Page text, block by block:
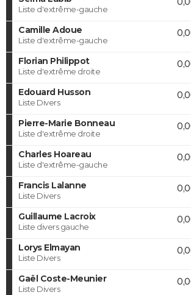
Liste d'extrême-gauche
Camille Adoue
Liste d'extrême-gauche
Florian Philippot
Liste d'extrême droite
Edouard Husson
Liste Divers
Pierre-Marie Bonneau
Liste d'extrême droite
Charles Hoareau
Liste d'extrême-gauche
Francis Lalanne
Liste Divers
Guillaume Lacroix
Liste divers gauche
Lorys Elmayan
Liste Divers
Gaël Coste-Meunier
Liste Divers